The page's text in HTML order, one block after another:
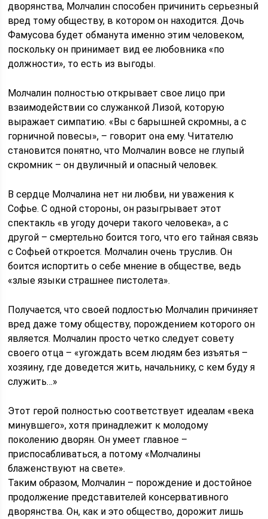
дворянства, Молчалин способен причинить серьезный
вред тому обществу, в котором он находится. Дочь
Фамусова будет обманута именно этим человеком,
поскольку он принимает вид ее любовника «по
должности», то есть из выгоды.
Молчалин полностью открывает свое лицо при
взаимодействии со служанкой Лизой, которую
выражает симпатию. «Вы с барышней скромны, а с
горничной повесы», – говорит она ему. Читателю
становится понятно, что Молчалин вовсе не глупый
скромник – он двуличный и опасный человек.
В сердце Молчалина нет ни любви, ни уважения к
Софье. С одной стороны, он разыгрывает этот
спектакль «в угоду дочери такого человека», а с
другой – смертельно боится того, что его тайная связь
с Софьей откроется. Молчалин очень труслив. Он
боится испортить о себе мнение в обществе, ведь
«злые языки страшнее пистолета».
Получается, что своей подлостью Молчалин причиняет
вред даже тому обществу, порождением которого он
является. Молчалин просто четко следует совету
своего отца – «угождать всем людям без изъятья –
хозяину, где доведется жить, начальнику, с кем буду я
служить…»
Этот герой полностью соответствует идеалам «века
минувшего», хотя принадлежит к молодому
поколению дворян. Он умеет главное –
приспосабливаться, а потому «Молчалины
блаженствуют на свете».
Таким образом, Молчалин – порождение и достойное
продолжение представителей консервативного
дворянства. Он, как и это общество, дорожит лишь